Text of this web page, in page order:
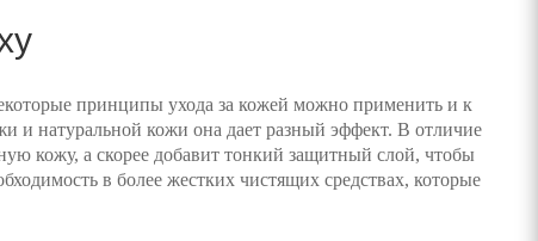
принципы ухода за кожей можно применить и к
и натуральной кожи она дает разный эффект. В отличие
кожу, а скорее добавит тонкий защитный слой, чтобы
в более жестких чистящих средствах, которые